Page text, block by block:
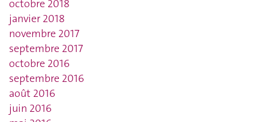
octobre 2018
janvier 2018
novembre 2017
septembre 2017
octobre 2016
septembre 2016
août 2016
juin 2016